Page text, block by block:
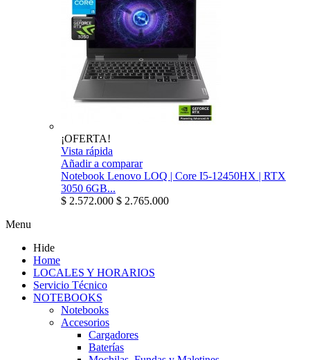
¡OFERTA!
Vista rápida
Añadir a comparar
Notebook Lenovo LOQ | Core I5-12450HX | RTX
3050 6GB...
$ 2.572.000 $ 2.765.000
Menu
Hide
Home
LOCALES Y HORARIOS
Servicio Técnico
NOTEBOOKS
Notebooks
Accesorios
Cargadores
Baterías